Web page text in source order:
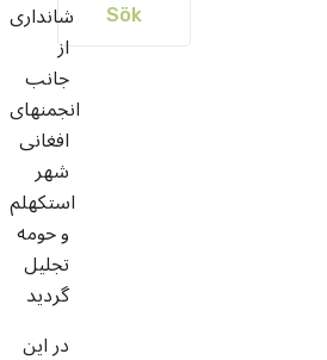
شانداری
از
جانب
انجمنهای
افغانی
شهر
استکهلم
و حومه
تجلیل
گردید
در این